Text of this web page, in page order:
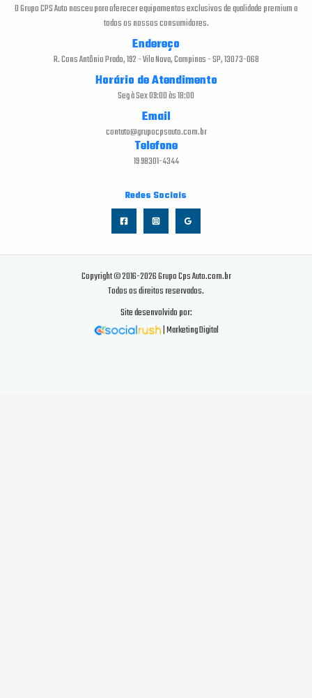
O Grupo CPS Auto nasceu para oferecer equipamentos exclusivos de qualidade premium a
todos os nossos consumidores.
Endereço
R. Cons Antônio Prado, 192 - Vila Nova, Campinas - SP, 13073-068
Horário de Atendimento
Seg à Sex 09:00 às 18:00
Email
contato@grupocpsauto.com.br
Telefone
19 98301-4344
Redes Sociais
Copyright © 2016-2026 Grupo Cps Auto.com.br
Todos os direitos reservados.
Site desenvolvido por:
| Marketing Digital